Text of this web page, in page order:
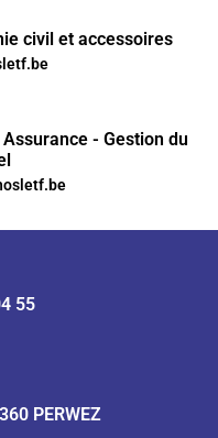
civil et accessoires
- Gestion du
55
PERWEZ